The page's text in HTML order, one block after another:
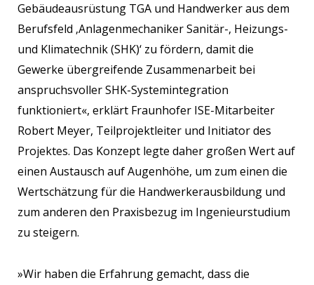
Gebäudeausrüstung TGA und Handwerker aus dem
Berufsfeld ‚Anlagenmechaniker Sanitär-, Heizungs-
und Klimatechnik (SHK)‘ zu fördern, damit die
Gewerke übergreifende Zusammenarbeit bei
anspruchsvoller SHK-Systemintegration
funktioniert«, erklärt Fraunhofer ISE-Mitarbeiter
Robert Meyer, Teilprojektleiter und Initiator des
Projektes. Das Konzept legte daher großen Wert auf
einen Austausch auf Augenhöhe, um zum einen die
Wertschätzung für die Handwerkerausbildung und
zum anderen den Praxisbezug im Ingenieurstudium
zu steigern.
»Wir haben die Erfahrung gemacht, dass die